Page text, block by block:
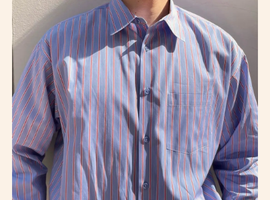
PRICE
INFORMATION
ABOUT
RECRUIT
ONLINE STORE